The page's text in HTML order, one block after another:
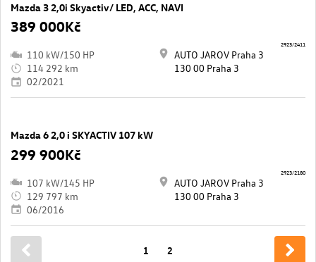
Mazda 3 2,0i Skyactiv/ LED, ACC, NAVI
389 000Kč
110 kW/150 HP
114 292 km
02/2021
AUTO JAROV Praha 3
130 00 Praha 3
2923/2411
Mazda 6 2,0 i SKYACTIV 107 kW
299 900Kč
107 kW/145 HP
129 797 km
06/2016
AUTO JAROV Praha 3
130 00 Praha 3
2923/2180
1 2